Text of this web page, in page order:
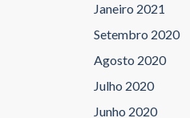
Janeiro 2021
Setembro 2020
Agosto 2020
Julho 2020
Junho 2020